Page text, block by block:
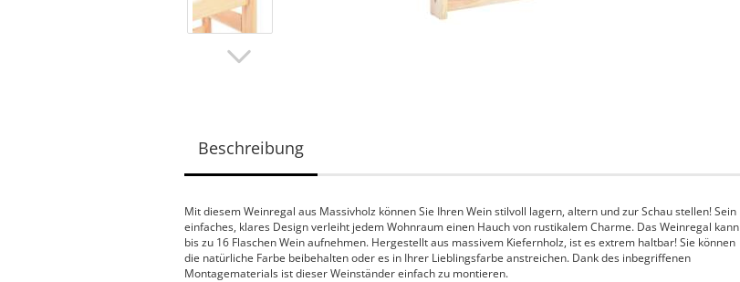
Beschreibung
Mit diesem Weinregal aus Massivholz können Sie Ihren Wein stilvoll lagern, altern und zur Schau stellen! Sein
einfaches, klares Design verleiht jedem Wohnraum einen Hauch von rustikalem Charme. Das Weinregal kann
bis zu 16 Flaschen Wein aufnehmen. Hergestellt aus massivem Kiefernholz, ist es extrem haltbar! Sie können
die natürliche Farbe beibehalten oder es in Ihrer Lieblingsfarbe anstreichen. Dank des inbegriffenen
Montagematerials ist dieser Weinständer einfach zu montieren.